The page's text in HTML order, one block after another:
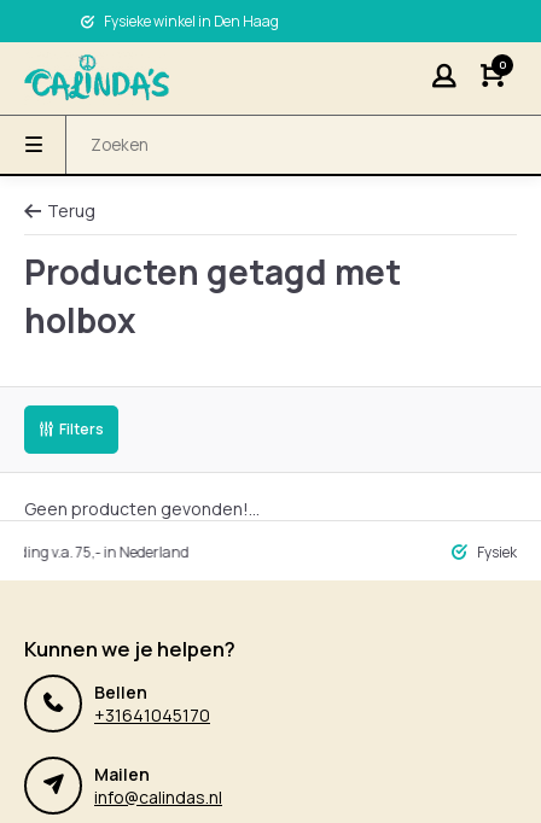
Fysieke winkel in Den Haag
0
Terug
Producten getagd met
holbox
Filters
Geen producten gevonden!...
v.a. 75,- in Nederland Fysieke
Kunnen we je helpen?
Bellen
+31641045170
Mailen
info@calindas.nl